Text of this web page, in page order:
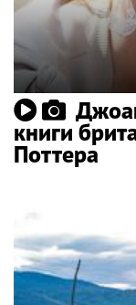
книги
Поттера